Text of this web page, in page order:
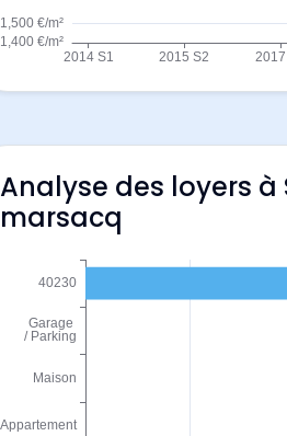
Analyse des loyers
marsacq